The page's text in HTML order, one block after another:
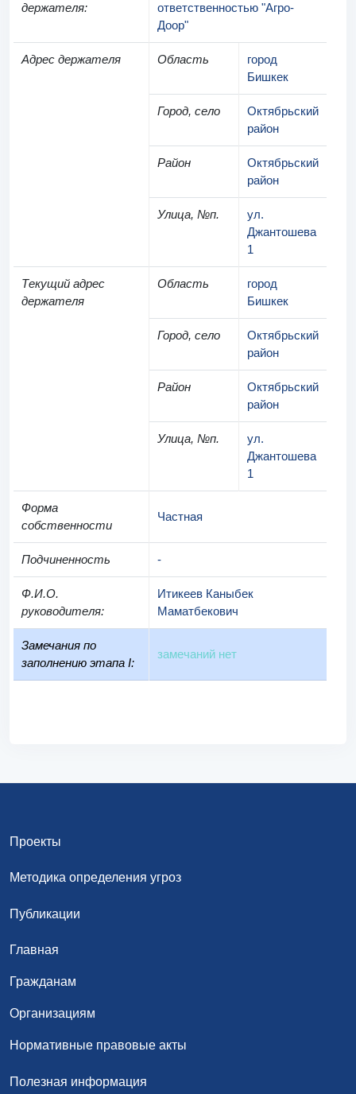
держателя:
ответственностью "Агро-
Доор"
Адрес держателя Область
город
Бишкек
Город, село
Октябрьский
район
Район
Октябрьский
район
Улица, №п.
ул.
Джантошева
1
Текущий адрес
держателя
Область
город
Бишкек
Город, село
Октябрьский
район
Район
Октябрьский
район
Улица, №п.
ул.
Джантошева
1
Форма
собственности
Частная
Подчиненность -
Ф.И.О.
руководителя:
Итикеев Каныбек
Маматбекович
Замечания по
заполнению этапа I:
замечаний нет
Проекты
Методика определения угроз
Публикации
Главная
Гражданам
Организациям
Нормативные правовые акты
Полезная информация